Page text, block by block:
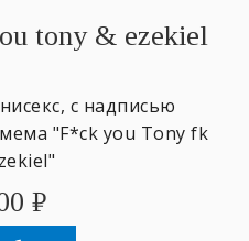
tony & ezekiel
с надписью
"F*ck you Tony fk
₽